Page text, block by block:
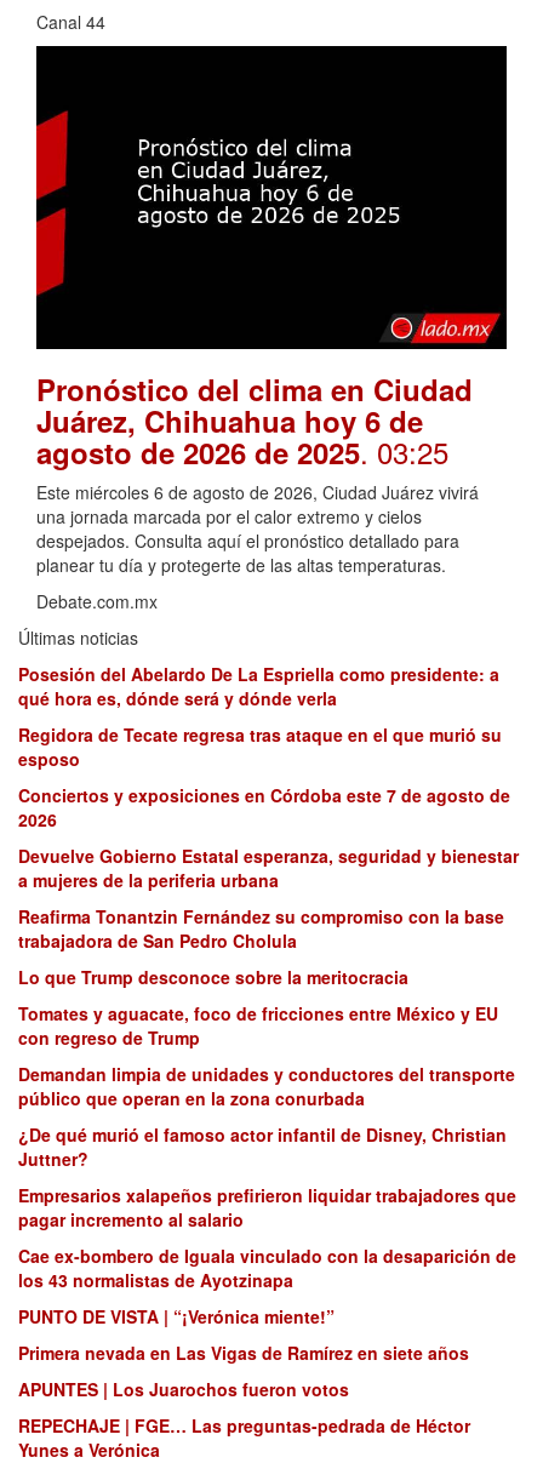
Canal 44
Pronóstico del clima en Ciudad
Juárez, Chihuahua hoy 6 de
agosto de 2026 de 2025. 03:25
Este miércoles 6 de agosto de 2026, Ciudad Juárez vivirá
una jornada marcada por el calor extremo y cielos
despejados. Consulta aquí el pronóstico detallado para
planear tu día y protegerte de las altas temperaturas.
Debate.com.mx
Últimas noticias
Posesión del Abelardo De La Espriella como presidente: a
qué hora es, dónde será y dónde verla
Regidora de Tecate regresa tras ataque en el que murió su
esposo
Conciertos y exposiciones en Córdoba este 7 de agosto de
2026
Devuelve Gobierno Estatal esperanza, seguridad y bienestar
a mujeres de la periferia urbana
Reafirma Tonantzin Fernández su compromiso con la base
trabajadora de San Pedro Cholula
Lo que Trump desconoce sobre la meritocracia
Tomates y aguacate, foco de fricciones entre México y EU
con regreso de Trump
Demandan limpia de unidades y conductores del transporte
público que operan en la zona conurbada
¿De qué murió el famoso actor infantil de Disney, Christian
Juttner?
Empresarios xalapeños prefirieron liquidar trabajadores que
pagar incremento al salario
Cae ex-bombero de Iguala vinculado con la desaparición de
los 43 normalistas de Ayotzinapa
PUNTO DE VISTA | “¡Verónica miente!”
Primera nevada en Las Vigas de Ramírez en siete años
APUNTES | Los Juarochos fueron votos
REPECHAJE | FGE… Las preguntas-pedrada de Héctor
Yunes a Verónica